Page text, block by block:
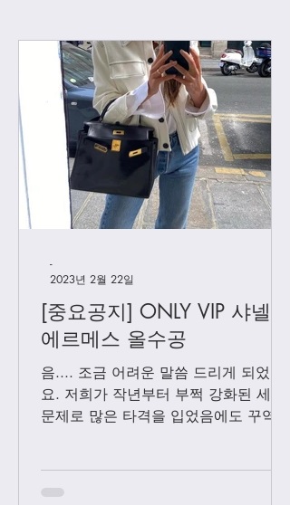
[우버급 샤넬] 맥시 플랩
백
[중요공지] ONLY VIP 샤넬 +
에르메스 올수공
음.... 조금 어려운 말씀 드리게 되었어
요. 저희가 작년부터 부쩍 강화된 세관
문제로 많은 타격을 입었음에도 꾸역꾸
-
2023년 2월 22일